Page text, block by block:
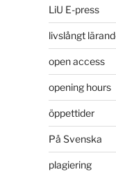
LiU E-press
livslångt
open access
opening hours
öppettider
På Svenska
plagiering